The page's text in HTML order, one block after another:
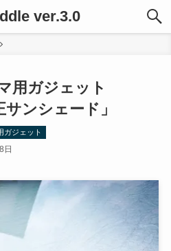
ver.3.0
用ガジェット
サンシェード」
ガジェット
日